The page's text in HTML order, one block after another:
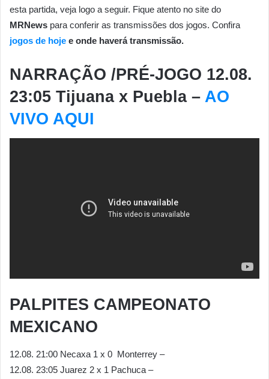
esta partida, veja logo a seguir. Fique atento no site do
MRNews para conferir as transmissões dos jogos. Confira
jogos de hoje e onde haverá transmissão.
NARRAÇÃO /PRÉ-JOGO 12.08.
23:05 Tijuana x Puebla – AO
VIVO AQUI
PALPITES CAMPEONATO
MEXICANO
12.08. 21:00 Necaxa 1 x 0 Monterrey –
12.08. 23:05 Juarez 2 x 1 Pachuca –